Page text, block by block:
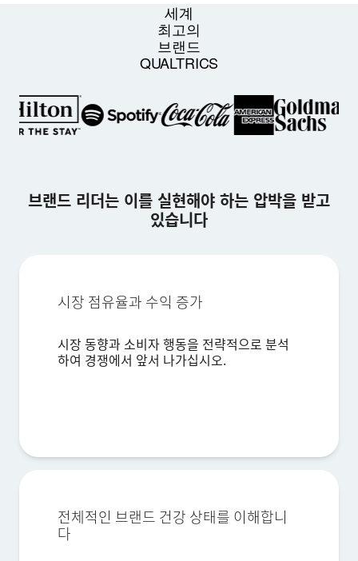
직함*
직장 이메일*
세계
최고의
브랜드
QUALTRICS
브랜드 리더는 이를 실현해야 하는 압박을 받고
있습니다
시장 점유율과 수익 증가
시장 동향과 소비자 행동을 전략적으로 분석
하여 경쟁에서 앞서 나가십시오.
전체적인 브랜드 건강 상태를 이해합니
다